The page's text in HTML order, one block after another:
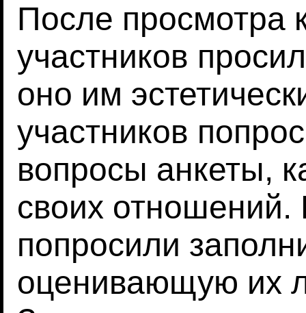
После просмотра
участников
оно им
участников
вопросы анкеты,
своих отношений.
попросили
оценивающую их